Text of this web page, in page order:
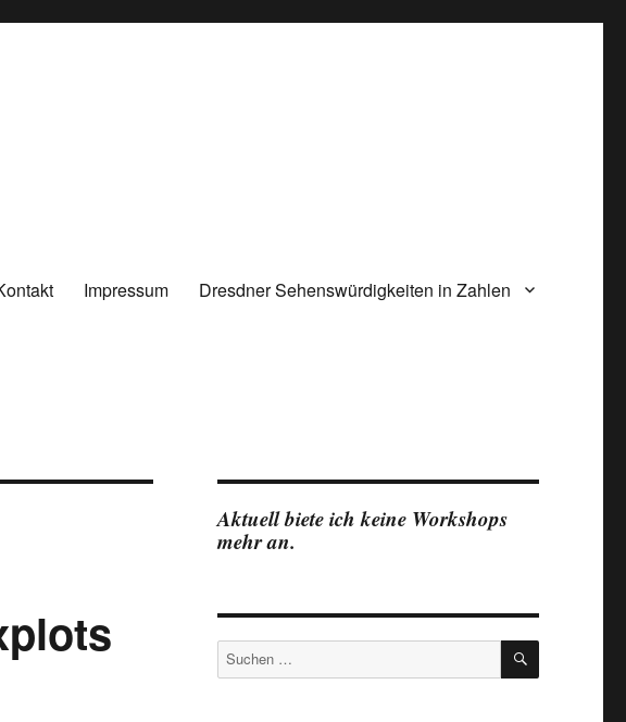
Impressum
Dresdner Sehenswürdigkeiten in Zahlen
Aktuell biete ich keine Workshops
mehr an.
Suchen
nach:
SUCHEN